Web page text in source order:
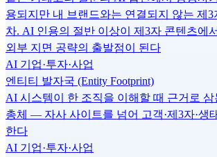
용되지만 내 브랜드와는 연결되지 않는 제3
차. AI 인용의 절반 이상이 제3자 콘텐츠에
외부 지면 공략의 출발점이 된다
AI 기업·투자·사업
엔티티 발자국 (Entity Footprint)
AI 시스템이 한 조직을 이해할 때 근거로 삼
총체 — 자사 사이트를 넘어 고객·제3자·생
한다
AI 기업·투자·사업